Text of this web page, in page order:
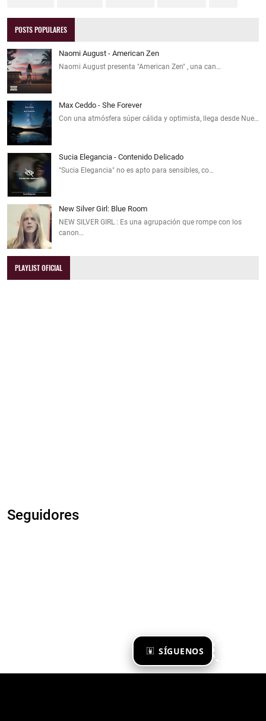
SÍGUENOS
POSTS POPULARES
Naomi August - American Zen
Naomi August presenta "American Zen" , una can…
Max Ceddo - She Forever
Con una atmósfera súper cálida y optimista, llega desde Nue…
Sucia Elegancia - Contenido Delicado
"Sucia Elegancia" no es apto para sensibles, co…
New Silver Girl: Blue Room
NEW SILVER GIRL : Es una agrupación que rompe con los
canon…
PLAYLIST OFICIAL
Seguidores